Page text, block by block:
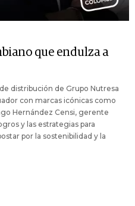
que endulza a
distribución de Grupo Nutresa
con marcas icónicas como
Hernández Censi, gerente
y las estrategias para
por la sostenibilidad y la